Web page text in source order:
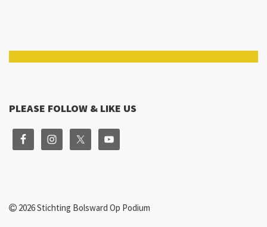
PLEASE FOLLOW & LIKE US
2026 Stichting Bolsward Op Podium